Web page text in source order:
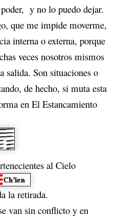
y no lo puedo dejar.
que me impide moverme,
interna o externa, porque
veces nosotros mismos
salida. Son situaciones o
de hecho, si muta esta
en El Estancamiento
al Cielo
la retirada.
van sin conflicto y en